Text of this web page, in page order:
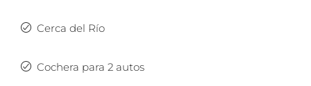
Cerca del Río
Cochera para 2 autos